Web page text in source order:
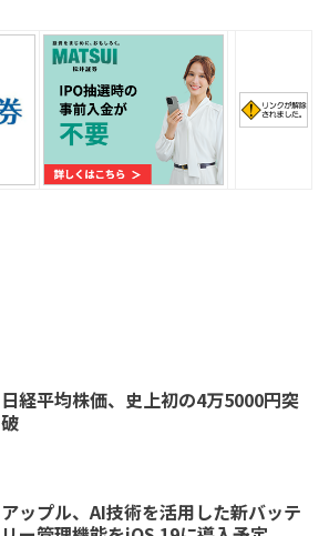
日経平均株価、史上初の4万5000円突
破
アップル、AI技術を活用した新バッテ